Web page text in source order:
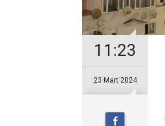
11:23
23 Mart 2024